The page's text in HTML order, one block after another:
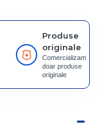
Produse
originale
Comercializam
doar produse
originale